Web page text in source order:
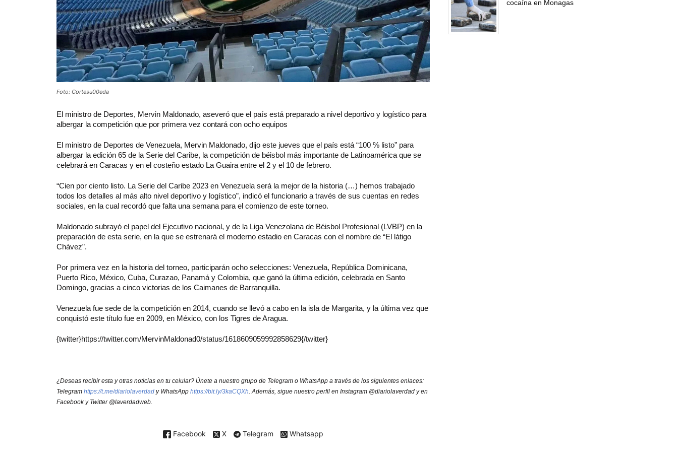
Foto: Cortesu00eda
El ministro de Deportes, Mervin Maldonado, aseveró que el país está preparado a nivel deportivo y logístico para
albergar la competición que por primera vez contará con ocho equipos
El ministro de Deportes de Venezuela, Mervin Maldonado, dijo este jueves que el país está “100 % listo” para
albergar la edición 65 de la Serie del Caribe, la competición de béisbol más importante de Latinoamérica que se
celebrará en Caracas y en el costeño estado La Guaira entre el 2 y el 10 de febrero.
“Cien por ciento listo. La Serie del Caribe 2023 en Venezuela será la mejor de la historia (…) hemos trabajado
todos los detalles al más alto nivel deportivo y logístico”, indicó el funcionario a través de sus cuentas en redes
sociales, en la cual recordó que falta una semana para el comienzo de este torneo.
Maldonado subrayó el papel del Ejecutivo nacional, y de la Liga Venezolana de Béisbol Profesional (LVBP) en la
preparación de esta serie, en la que se estrenará el moderno estadio en Caracas con el nombre de “El látigo
Chávez”.
Por primera vez en la historia del torneo, participarán ocho selecciones: Venezuela, República Dominicana,
Puerto Rico, México, Cuba, Curazao, Panamá y Colombia, que ganó la última edición, celebrada en Santo
Domingo, gracias a cinco victorias de los Caimanes de Barranquilla.
Venezuela fue sede de la competición en 2014, cuando se llevó a cabo en la isla de Margarita, y la última vez que
conquistó este título fue en 2009, en México, con los Tigres de Aragua.
{twitter}https://twitter.com/MervinMaldonad0/status/1618609059992858629{/twitter}
¿Deseas recibir esta y otras noticias en tu celular? Únete a nuestro grupo de Telegram o WhatsApp a través de los siguientes enlaces:
Telegram https://t.me/diariolaverdad y WhatsApp https://bit.ly/3kaCQXh. Además, sigue nuestro perfil en Instagram @diariolaverdad y en
Facebook y Twitter @laverdadweb.
Facebook X Telegram Whatsapp
cocaína en Monagas